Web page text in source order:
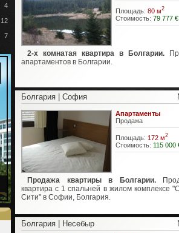
4
12
7
Площадь: 80 м2
Стоимость: 79 777 €
2-х комнатая квартира в Болгарии.
апартаментов в Болгарии.
Болгария | София
Апартаменты
Продажа
Площадь: 172 м2
Стоимость: 115 000
Продажа квартиры в Болгарии.
квартира с 1 спальней в жилом комплексе
Сити" в Софии, Болгария.
Болгария | Несебыр